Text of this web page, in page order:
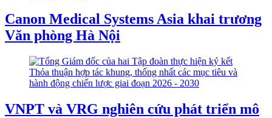
Canon Medical Systems Asia khai trương
Văn phòng Hà Nội
VNPT và VRG nghiên cứu phát triển mô